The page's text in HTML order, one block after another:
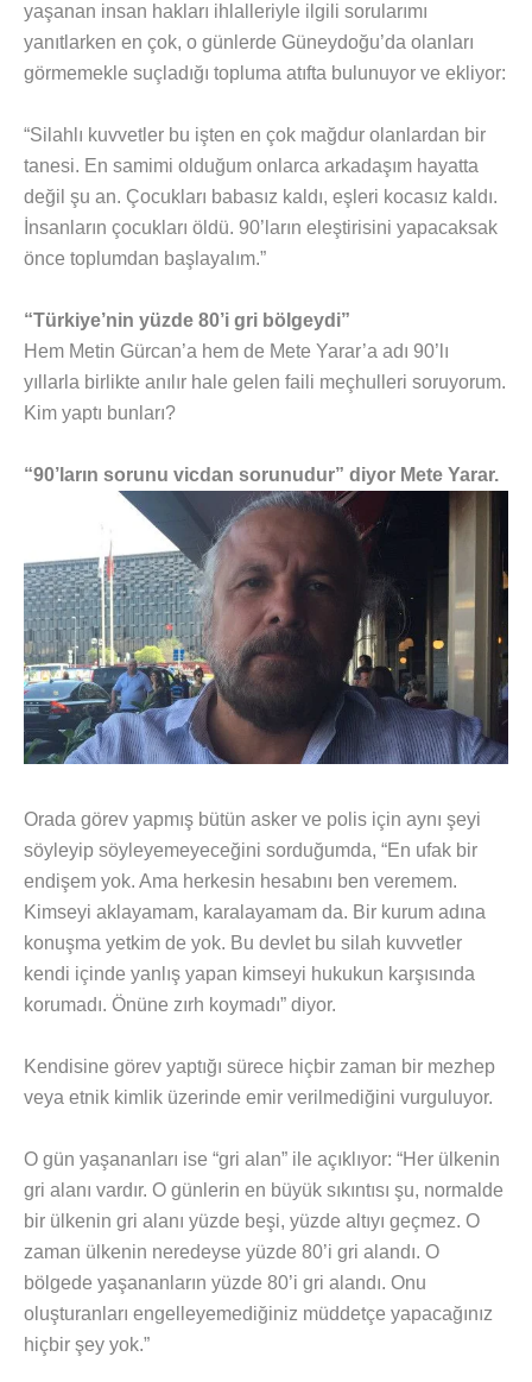
yaşanan insan hakları ihlalleriyle ilgili sorularımı
yanıtlarken en çok, o günlerde Güneydoğu’da olanları
görmemekle suçladığı topluma atıfta bulunuyor ve ekliyor:
“Silahlı kuvvetler bu işten en çok mağdur olanlardan bir
tanesi. En samimi olduğum onlarca arkadaşım hayatta
değil şu an. Çocukları babasız kaldı, eşleri kocasız kaldı.
İnsanların çocukları öldü. 90’ların eleştirisini yapacaksak
önce toplumdan başlayalım.”
“Türkiye’nin yüzde 80’i gri bölgeydi”
Hem Metin Gürcan’a hem de Mete Yarar’a adı 90’lı
yıllarla birlikte anılır hale gelen faili meçhulleri soruyorum.
Kim yaptı bunları?
“90’ların sorunu vicdan sorunudur” diyor Mete Yarar.
Orada görev yapmış bütün asker ve polis için aynı şeyi
söyleyip söyleyemeyeceğini sorduğumda, “En ufak bir
endişem yok. Ama herkesin hesabını ben veremem.
Kimseyi aklayamam, karalayamam da. Bir kurum adına
konuşma yetkim de yok. Bu devlet bu silah kuvvetler
kendi içinde yanlış yapan kimseyi hukukun karşısında
korumadı. Önüne zırh koymadı” diyor.
Kendisine görev yaptığı sürece hiçbir zaman bir mezhep
veya etnik kimlik üzerinde emir verilmediğini vurguluyor.
O gün yaşananları ise “gri alan” ile açıklıyor: “Her ülkenin
gri alanı vardır. O günlerin en büyük sıkıntısı şu, normalde
bir ülkenin gri alanı yüzde beşi, yüzde altıyı geçmez. O
zaman ülkenin neredeyse yüzde 80’i gri alandı. O
bölgede yaşananların yüzde 80’i gri alandı. Onu
oluşturanları engelleyemediğiniz müddetçe yapacağınız
hiçbir şey yok.”